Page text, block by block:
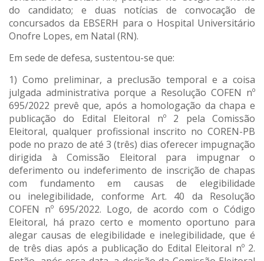
do candidato; e duas notícias de convocação de
concursados da EBSERH para o Hospital Universitário
Onofre Lopes, em Natal (RN).
Em sede de defesa, sustentou-se que:
1) Como preliminar, a preclusão temporal e a coisa
julgada administrativa porque a Resolução COFEN nº
695/2022 prevê que, após a homologação da chapa e
publicação do Edital Eleitoral nº 2 pela Comissão
Eleitoral, qualquer profissional inscrito no COREN-PB
pode no prazo de até 3 (três) dias oferecer impugnação
dirigida à Comissão Eleitoral para impugnar o
deferimento ou indeferimento de inscrição de chapas
com fundamento em causas de elegibilidade
ou inelegibilidade, conforme Art. 40 da Resolução
COFEN nº 695/2022. Logo, de acordo com o Código
Eleitoral, há prazo certo e momento oportuno para
alegar causas de elegibilidade e inelegibilidade, que é
de três dias após a publicação do Edital Eleitoral nº 2.